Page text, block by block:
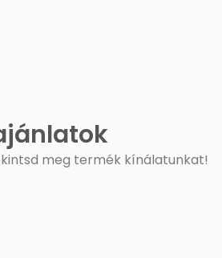
meg termék kínálatunkat!